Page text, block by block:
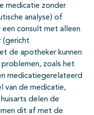
medicatie zonder
analyse) of
consult met alleen
(gericht
de apotheker kunnen
zoals het
medicatiegerelateerd
van de medicatie,
delen de
dit af met de